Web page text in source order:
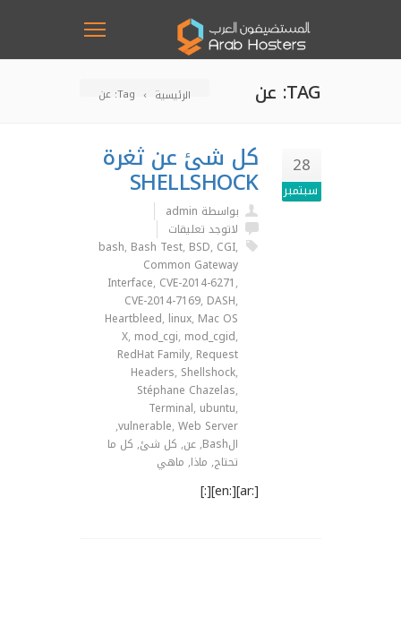
الرئيسية Tag: عن TAG: عن
28
سبتمبر
كل شئ عن ثغرة
SHELLSHOCK
بواسطة admin
لاتوجد تعليقات
bash, Bash Test, BSD, CGI,
Common Gateway
Interface, CVE-2014-6271,
CVE-2014-7169, DASH,
Heartbleed, linux, Mac OS
X, mod_cgi, mod_cgid,
RedHat Family, Request
Headers, Shellshock,
Stéphane Chazelas,
Terminal, ubuntu,
vulnerable, Web Server
,
الBash
,عن, كل شئ, كل ما
تحتاج, ماذا, ماهي
[:ar][:en][:]